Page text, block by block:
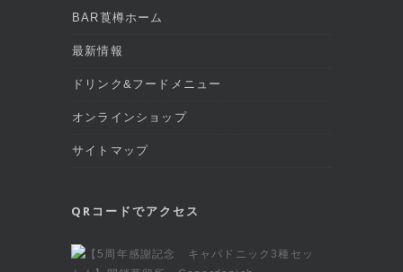
BAR莨樽ホーム
最新情報
ドリンク&フードメニュー
オンラインショップ
サイトマップ
QRコードでアクセス